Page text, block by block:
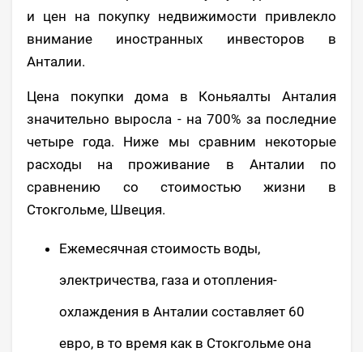
и цен на покупку недвижимости привлекло
внимание иностранных инвесторов в
Анталии.
Цена покупки дома в Коньяалты Анталия
значительно выросла - на 700% за последние
четыре года. Ниже мы сравним некоторые
расходы на проживание в Анталии по
сравнению со стоимостью жизни в
Стокгольме, Швеция.
Ежемесячная стоимость воды,
электричества, газа и отопления-
охлаждения в Анталии составляет 60
евро, в то время как в Стокгольме она